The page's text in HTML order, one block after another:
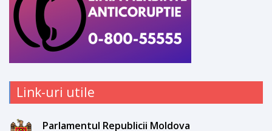
Link-uri utile
Parlamentul Republicii Moldova